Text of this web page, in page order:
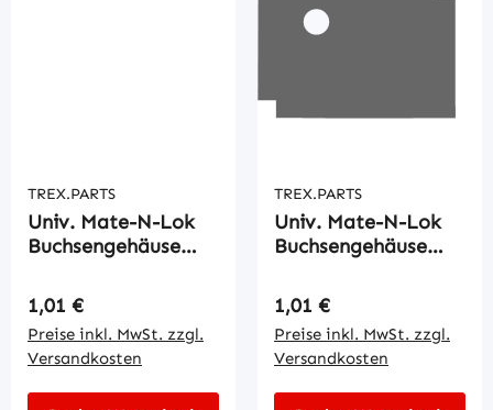
TREX.PARTS
Univ. Mate-N-Lok
Buchsengehäuse
Regulärer Preis:
1,01 €
Preise inkl. MwSt. zzgl.
Versandkosten
TREX.PARTS
Univ. Mate-N-Lok
Buchsengehäuse
Regulärer Preis:
1,01 €
Preise inkl. MwSt. zzgl.
Versandkosten